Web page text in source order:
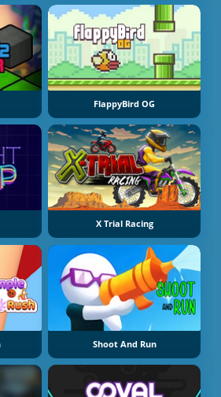
FlappyBird OG
X Trial Racing
Shoot And Run